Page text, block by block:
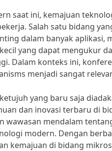
saat ini, kemajuan
Salah satu bidang
dalam banyak
yang dapat mengukur
Dalam konteks ini,
menjadi sangat
yang baru saja
dan inovasi terbaru di
wawasan mendalam
modern. Dengan
kemajuan di bidang